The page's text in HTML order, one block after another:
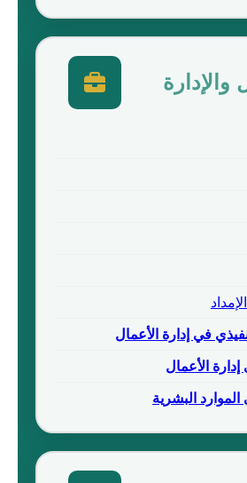
والإدارة
في إدارة الأعمال
الأعمال
البشرية